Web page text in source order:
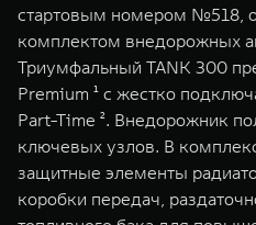
WEY 07
Расширяя границы комфорта
от 6 149 000 ₽
стартовым номером №518,
комплектом внедорожных
Триумфальный TANK 300
Premium ¹ с жестко
Part-Time ². Внедорожник
ключевых узлов. В
защитные элементы
коробки передач,